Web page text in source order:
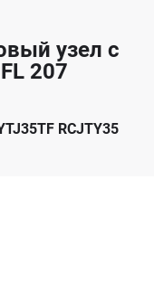
узел с
207
RCJTY35